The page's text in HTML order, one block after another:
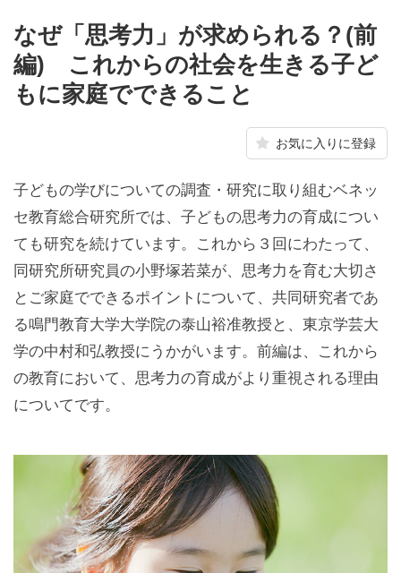
なぜ「思考力」が求められる？(前
編) これからの社会を生きる子ど
もに家庭でできること
お気に入りに登録
子どもの学びについての調査・研究に取り組むベネッ
セ教育総合研究所では、子どもの思考力の育成につい
ても研究を続けています。これから３回にわたって、
同研究所研究員の小野塚若菜が、思考力を育む大切さ
とご家庭でできるポイントについて、共同研究者であ
る鳴門教育大学大学院の泰山裕准教授と、東京学芸大
学の中村和弘教授にうかがいます。前編は、これから
の教育において、思考力の育成がより重視される理由
についてです。